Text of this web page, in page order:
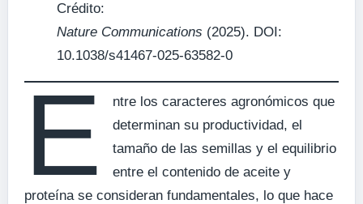
Crédito:
Nature Communications (2025). DOI:
10.1038/s41467-025-63582-0
E
ntre los caracteres agronómicos que
determinan su productividad, el
tamaño de las semillas y el equilibrio
entre el contenido de aceite y
proteína se consideran fundamentales, lo que hace